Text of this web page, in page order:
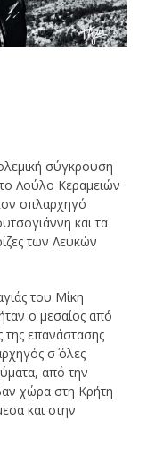
σύγκρουση
Λούλο Κεραμειών
οπλαρχηγό
και τα
των Λευκών
του Μίκη
ο μεσαίος από
της επανάστασης
σ΄ όλες
από την
χώρα στη Κρήτη
και στην